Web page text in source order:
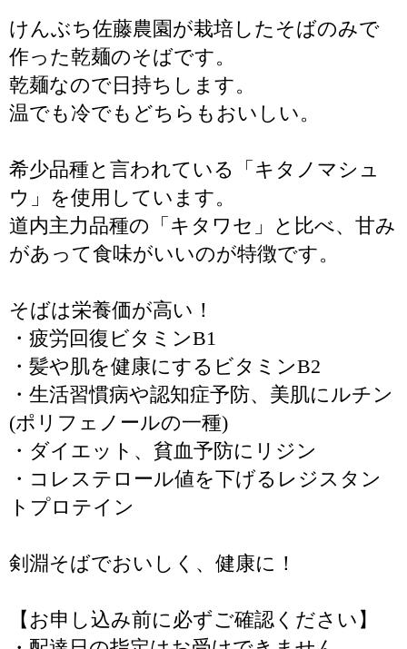
けんぶち佐藤農園が栽培したそばのみで
作った乾麺のそばです。
乾麺なので日持ちします。
温でも冷でもどちらもおいしい。
希少品種と言われている「キタノマシュ
ウ」を使用しています。
道内主力品種の「キタワセ」と比べ、甘み
があって食味がいいのが特徴です。
そばは栄養価が高い！
・疲労回復ビタミンB1
・髪や肌を健康にするビタミンB2
・生活習慣病や認知症予防、美肌にルチン
(ポリフェノールの一種)
・ダイエット、貧血予防にリジン
・コレステロール値を下げるレジスタン
トプロテイン
剣淵そばでおいしく、健康に！
【お申し込み前に必ずご確認ください】